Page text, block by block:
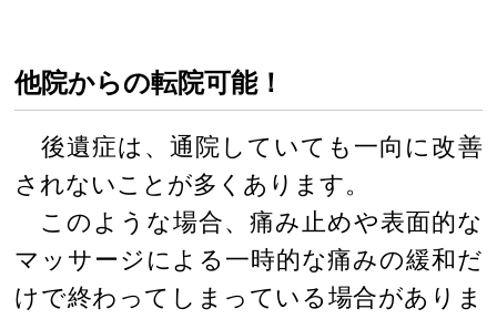
他院からの転院可能！
後遺症は、通院していても一向に改善
されないことが多くあります。
このような場合、痛み止めや表面的な
マッサージによる一時的な痛みの緩和だ
けで終わってしまっている場合がありま